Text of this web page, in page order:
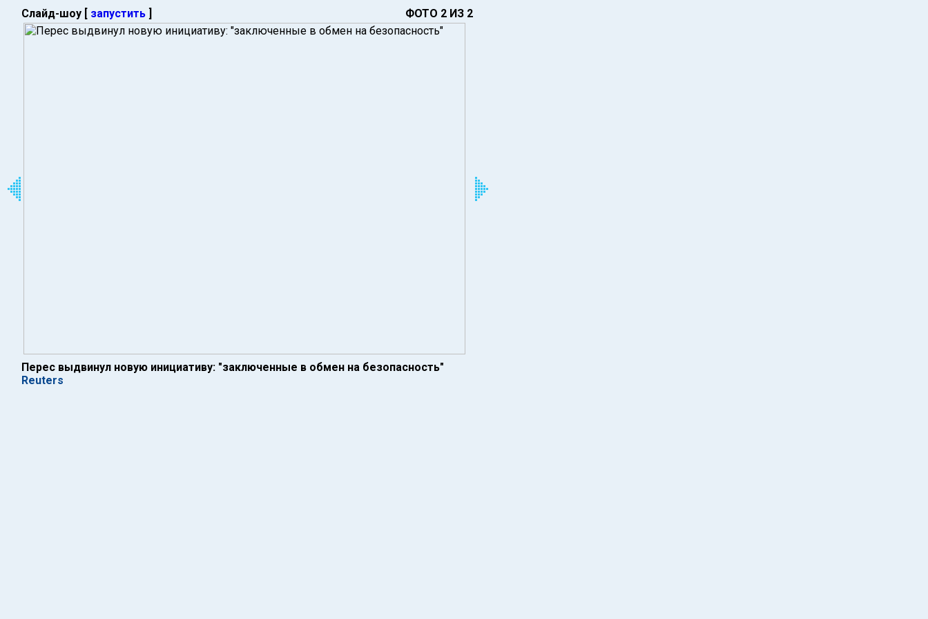
Слайд-шоу [ запустить ] ФОТО 2 ИЗ 2
Перес выдвинул новую инициативу: "заключенные в обмен на безопасность"
Reuters